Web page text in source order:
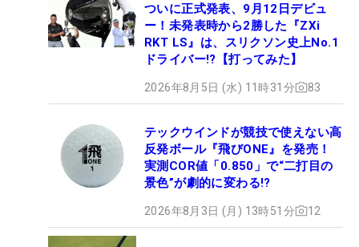
ついに正式発表、9月12日デビュ
ー！未発表時から2勝した『ZXi
RKT LS』は、スリクソン史上No.1
ドライバー!?【打ってみた】
2026年8月5日 (水) 11時31分 83
テックウインドが競技で使えない高
反発ボール『飛びONE』を発売！
実測COR値「0.850」で“二打目の
景色”が劇的に変わる!?
2026年8月3日 (月) 13時51分 12